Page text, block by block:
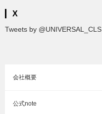
X
Tweets by @UNIVERSAL_CLS
会社概要
公式note